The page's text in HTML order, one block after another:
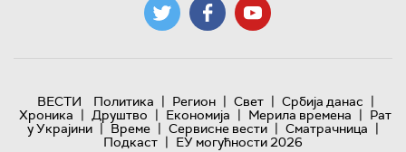
ВЕСТИ Политика | Регион | Свет | Србија данас |
Хроника | Друштво | Економија | Мерила времена | Рат
у Украјини | Време | Сервисне вести | Сматрачница |
Подкаст | ЕУ могућности 2026